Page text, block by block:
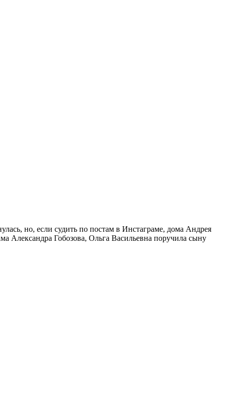
но, если судить по постам в Инстаграме, дома Андрея
Александра Гобозова, Ольга Васильевна поручила сыну